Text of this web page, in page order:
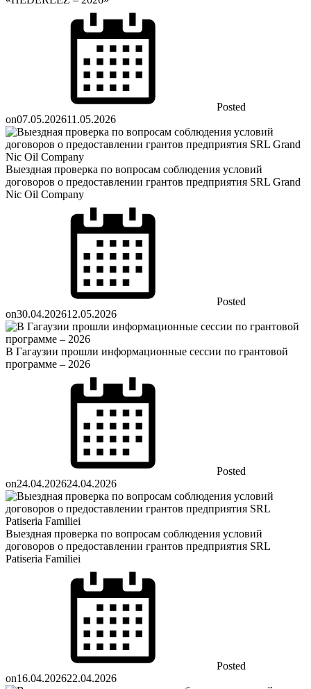
Posted
on07.05.202611.05.2026
Выездная проверка по вопросам соблюдения условий
договоров о предоставлении грантов предприятия SRL Grand
Nic Oil Company
Posted
on30.04.202612.05.2026
В Гагаузии прошли информационные сессии по грантовой
программе – 2026
Posted
on24.04.202624.04.2026
Выездная проверка по вопросам соблюдения условий
договоров о предоставлении грантов предприятия SRL
Patiseria Familiei
Posted
on16.04.202622.04.2026